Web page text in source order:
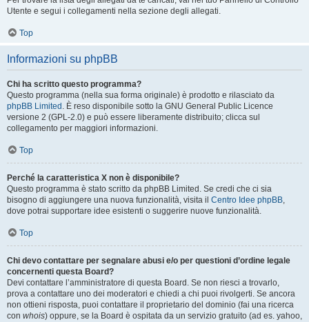
Utente e segui i collegamenti nella sezione degli allegati.
Top
Informazioni su phpBB
Chi ha scritto questo programma?
Questo programma (nella sua forma originale) è prodotto e rilasciato da
phpBB Limited . È reso disponibile sotto la GNU General Public Licence
versione 2 (GPL-2.0) e può essere liberamente distribuito; clicca sul
collegamento per maggiori informazioni.
Top
Perché la caratteristica X non è disponibile?
Questo programma è stato scritto da phpBB Limited. Se credi che ci sia
bisogno di aggiungere una nuova funzionalità, visita il Centro Idee phpBB,
dove potrai supportare idee esistenti o suggerire nuove funzionalità.
Top
Chi devo contattare per segnalare abusi e/o per questioni d’ordine legale
concernenti questa Board?
Devi contattare l’amministratore di questa Board. Se non riesci a trovarlo,
prova a contattare uno dei moderatori e chiedi a chi puoi rivolgerti. Se ancora
non ottieni risposta, puoi contattare il proprietario del dominio (fai una ricerca
con whois) oppure, se la Board è ospitata da un servizio gratuito (ad es. yahoo,